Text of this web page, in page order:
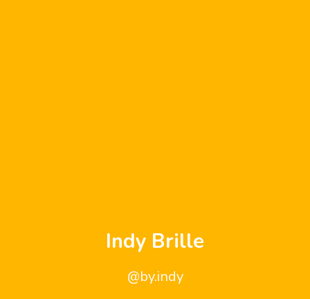
Indy Brille
@by.indy